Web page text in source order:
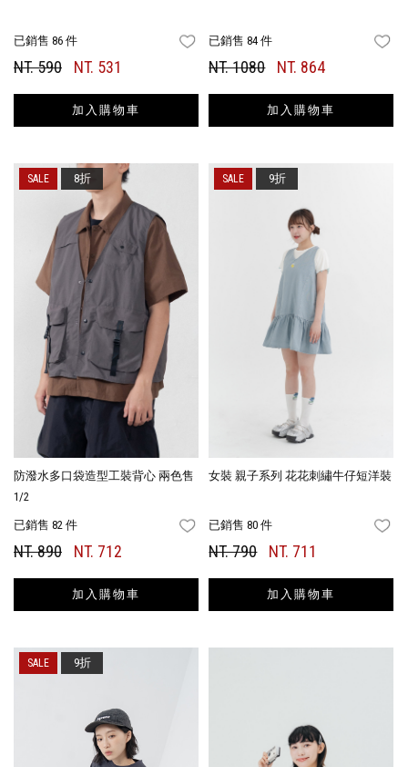
已銷售 86 件 FAVORITES
NT. 590 NT. 531
加入購物車
已銷售 84 件
NT. 1080 NT. 864
加入購物車
防潑水多口袋造型工裝背心 兩色售
1/2
已銷售 82 件 FAVORITES
NT. 890 NT. 712
加入購物車
8折
女裝 親子系列 花花刺繡牛仔短洋裝
已銷售 80 件
NT. 790 NT. 711
加入購物車
9折
9折